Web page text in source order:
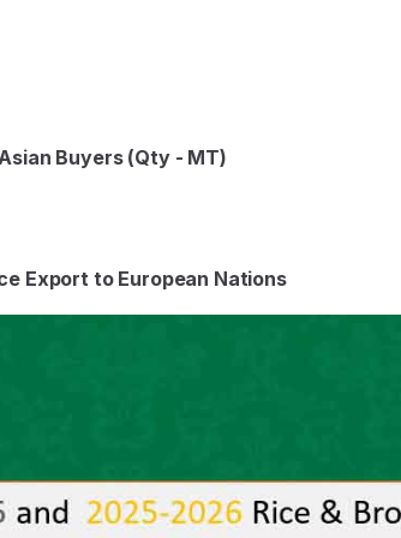
Buyers (Qty - MT)
Export to European Nations